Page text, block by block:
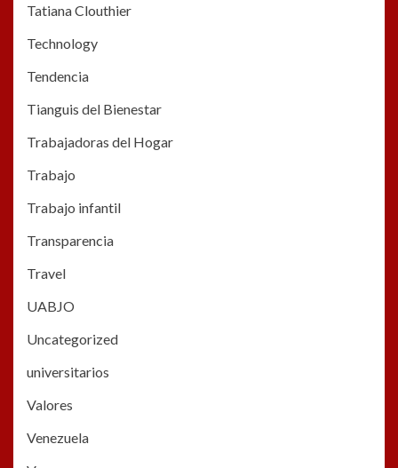
Tatiana Clouthier
Technology
Tendencia
Tianguis del Bienestar
Trabajadoras del Hogar
Trabajo
Trabajo infantil
Transparencia
Travel
UABJO
Uncategorized
universitarios
Valores
Venezuela